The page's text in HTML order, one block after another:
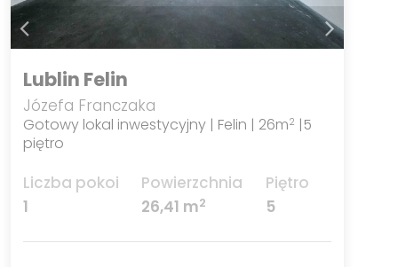
Lublin Felin
Józefa Franczaka
Gotowy lokal inwestycyjny | Felin | 26m2 |5
piętro
Liczba pokoi
1
Powierzchnia
26,41 m2
Piętro
5